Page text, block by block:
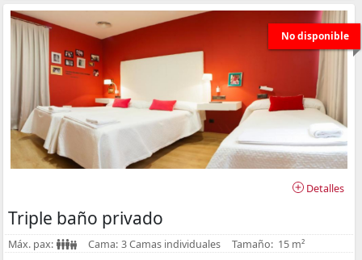
No disponible
Detalles
Triple baño privado
Máx. pax: Cama: 3 Camas individuales Tamaño: 15 m²